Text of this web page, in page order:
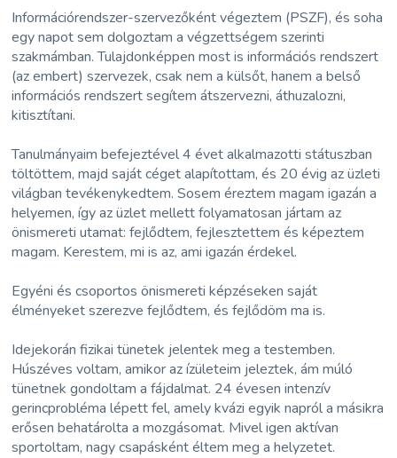
Információrendszer-szervezőként végeztem (PSZF), és soha
egy napot sem dolgoztam a végzettségem szerinti
szakmámban. Tulajdonképpen most is információs rendszert
(az embert) szervezek, csak nem a külsőt, hanem a belső
információs rendszert segítem átszervezni, áthuzalozni,
kitisztítani.
Tanulmányaim befejeztével 4 évet alkalmazotti státuszban
töltöttem, majd saját céget alapítottam, és 20 évig az üzleti
világban tevékenykedtem. Sosem éreztem magam igazán a
helyemen, így az üzlet mellett folyamatosan jártam az
önismereti utamat: fejlődtem, fejlesztettem és képeztem
magam. Kerestem, mi is az, ami igazán érdekel.
Egyéni és csoportos önismereti képzéseken saját
élményeket szerezve fejlődtem, és fejlődöm ma is.
Idejekorán fizikai tünetek jelentek meg a testemben.
Húszéves voltam, amikor az ízületeim jeleztek, ám múló
tünetnek gondoltam a fájdalmat. 24 évesen intenzív
gerincprobléma lépett fel, amely kvázi egyik napról a másikra
erősen behatárolta a mozgásomat. Mivel igen aktívan
sportoltam, nagy csapásként éltem meg a helyzetet.